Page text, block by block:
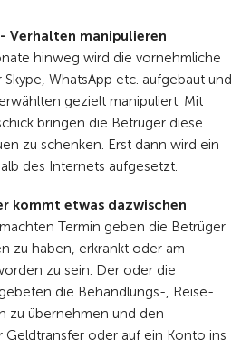
Verhalten manipulieren
hinweg wird die vornehmliche
WhatsApp etc. aufgebaut und
gezielt manipuliert. Mit
bringen die Betrüger diese
zu schenken. Erst dann wird ein
des Internets aufgesetzt.
kommt etwas dazwischen
Termin geben die Betrüger
zu haben, erkrankt oder am
zu sein. Der oder die
die Behandlungs-, Reise-
zu übernehmen und den
oder auf ein Konto ins